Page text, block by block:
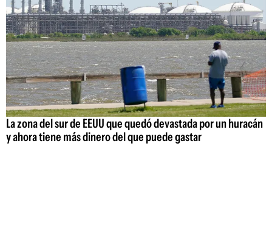
La zona del sur de EEUU que quedó devastada por un huracán
y ahora tiene más dinero del que puede gastar